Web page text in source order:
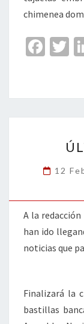
chimenea
Fa
o
o
T
12
A la
han ido
noticias que
Finalizará la
bastillas